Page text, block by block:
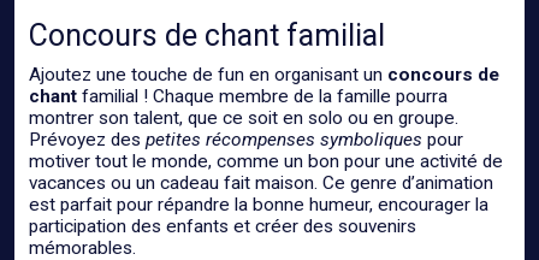
Concours de chant familial
Ajoutez une touche de fun en organisant un concours de
chant familial ! Chaque membre de la famille pourra
montrer son talent, que ce soit en solo ou en groupe.
Prévoyez des petites récompenses symboliques pour
motiver tout le monde, comme un bon pour une activité de
vacances ou un cadeau fait maison. Ce genre d’animation
est parfait pour répandre la bonne humeur, encourager la
participation des enfants et créer des souvenirs
mémorables.